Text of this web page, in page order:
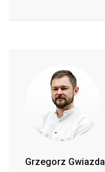
Grzegorz Gwiazda